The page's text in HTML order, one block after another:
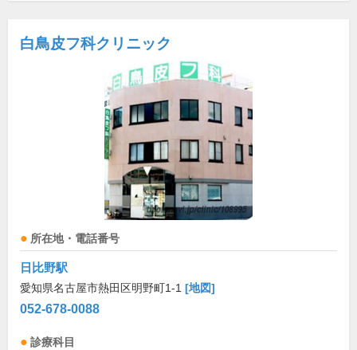
白鳥皮フ科クリニック
所在地・電話番号
日比野駅
愛知県名古屋市熱田区明野町1-1 [地図]
052-678-0088
診療科目